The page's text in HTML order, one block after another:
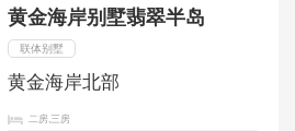
环境全面成熟。它不仅是布里
斯班的骄傲，...
黄金海岸别墅翡翠半岛
联体别墅
黄金海岸北部
二房,三房